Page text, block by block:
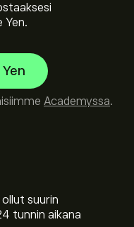
suurin
tunnin aikana
Yen.
Academyssa.